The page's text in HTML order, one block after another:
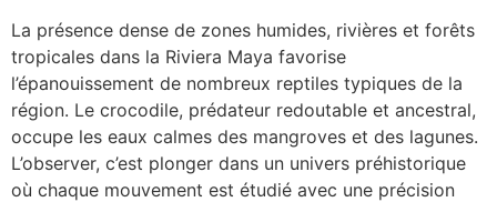
La présence dense de zones humides, rivières et forêts
tropicales dans la Riviera Maya favorise
l’épanouissement de nombreux reptiles typiques de la
région. Le crocodile, prédateur redoutable et ancestral,
occupe les eaux calmes des mangroves et des lagunes.
L’observer, c’est plonger dans un univers préhistorique
où chaque mouvement est étudié avec une précision